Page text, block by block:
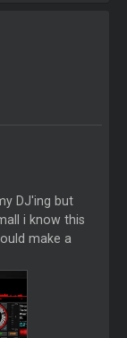
DJ'ing but
i know this
make a